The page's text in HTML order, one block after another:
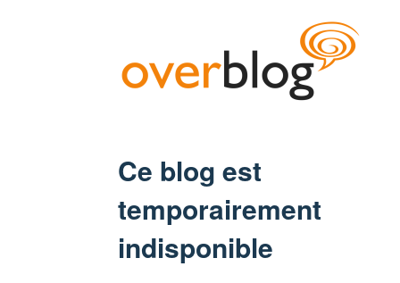
Ce blog est
temporairement
indisponible